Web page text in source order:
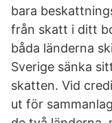
bara
från skatt i ditt
båda länderna
Sverige sänka
skatten. Vid
ut för